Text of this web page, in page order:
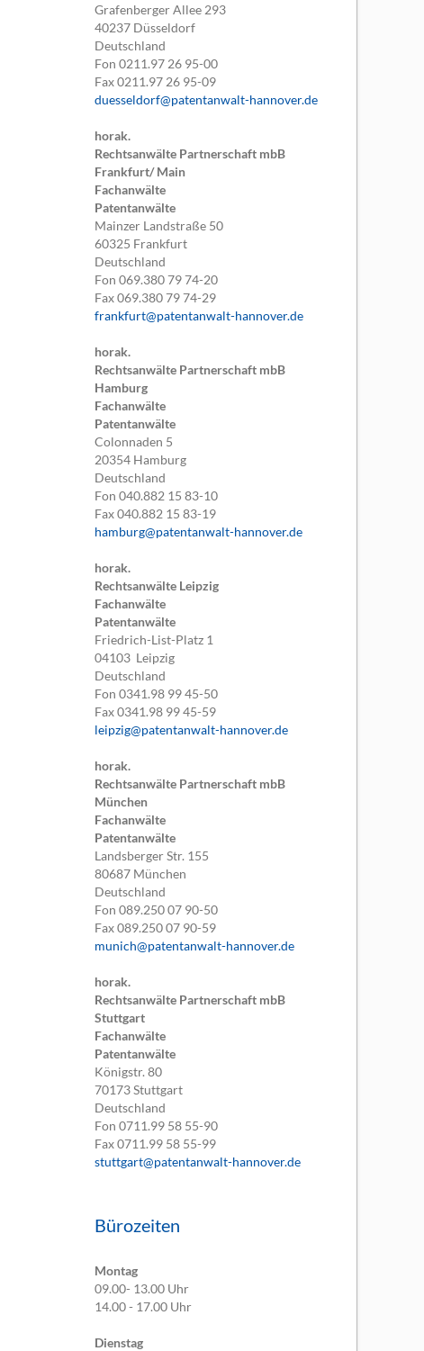
Grafenberger Allee 293
40237 Düsseldorf
Deutschland
Fon0211.97 26 95-00
Fax0211.97 26 95-09
duesseldorf@patentanwalt-hannover.de
horak.
Rechtsanwälte Partnerschaft mbB
Frankfurt/ Main
Fachanwälte
Patentanwälte
Mainzer Landstraße 50
60325 Frankfurt
Deutschland
Fon069.380 79 74-20
Fax069.380 79 74-29
frankfurt@patentanwalt-hannover.de
horak.
Rechtsanwälte Partnerschaft mbB
Hamburg
Fachanwälte
Patentanwälte
Colonnaden 5
20354 Hamburg
Deutschland
Fon040.882 15 83-10
Fax040.882 15 83-19
hamburg@patentanwalt-hannover.de
horak.
Rechtsanwälte Leipzig
Fachanwälte
Patentanwälte
Friedrich-List-Platz 1
04103 Leipzig
Deutschland
Fon0341.98 99 45-50
Fax0341.98 99 45-59
leipzig@patentanwalt-hannover.de
horak.
Rechtsanwälte Partnerschaft mbB
München
Fachanwälte
Patentanwälte
Landsberger Str. 155
80687 München
Deutschland
Fon089.250 07 90-50
Fax089.250 07 90-59
munich@patentanwalt-hannover.de
horak.
Rechtsanwälte Partnerschaft mbB
Stuttgart
Fachanwälte
Patentanwälte
Königstr. 80
70173Stuttgart
Deutschland
Fon0711.99 58 55-90
Fax0711.99 58 55-99
stuttgart@patentanwalt-hannover.de
Bürozeiten
Montag
09.00- 13.00 Uhr
14.00 - 17.00 Uhr
Dienstag